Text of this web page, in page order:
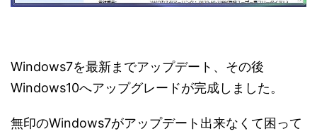
Windows7を最新までアップデート、その後
Windows10へアップグレードが完成しました。
無印のWindows7がアップデート出来なくて困って